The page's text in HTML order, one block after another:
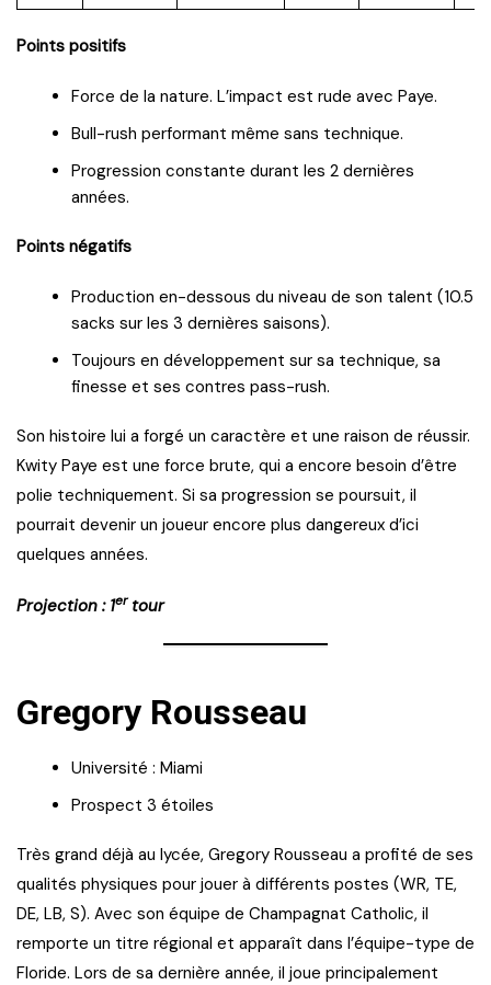
Points positifs
Force de la nature. L’impact est rude avec Paye.
Bull-rush performant même sans technique.
Progression constante durant les 2 dernières
années.
Points négatifs
Production en-dessous du niveau de son talent (10.5
sacks sur les 3 dernières saisons).
Toujours en développement sur sa technique, sa
finesse et ses contres pass-rush.
Son histoire lui a forgé un caractère et une raison de réussir.
Kwity Paye est une force brute, qui a encore besoin d’être
polie techniquement. Si sa progression se poursuit, il
pourrait devenir un joueur encore plus dangereux d’ici
quelques années.
Projection : 1ertour
Gregory Rousseau
Université : Miami
Prospect 3 étoiles
Très grand déjà au lycée, Gregory Rousseau a profité de ses
qualités physiques pour jouer à différents postes (WR, TE,
DE, LB, S). Avec son équipe de Champagnat Catholic, il
remporte un titre régional et apparaît dans l’équipe-type de
Floride. Lors de sa dernière année, il joue principalement